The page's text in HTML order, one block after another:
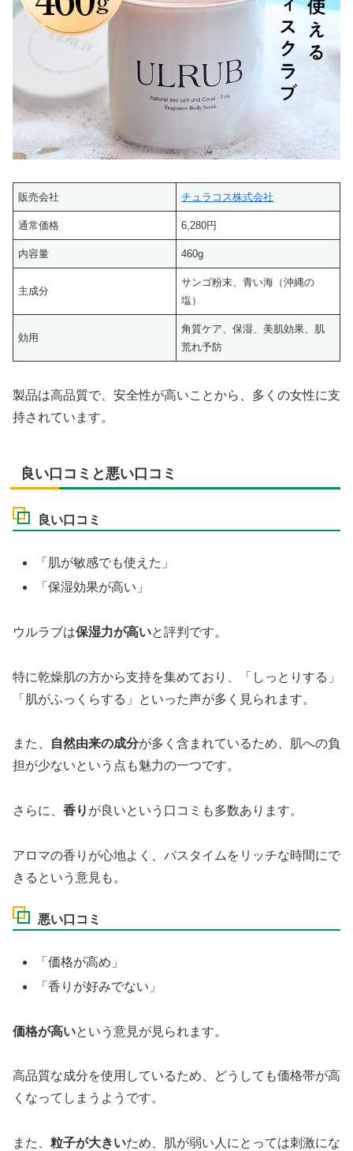
販売会社 チュラコス株式会社
通常価格 6,280円
内容量 460g
主成分
サンゴ粉末、青い海（沖縄の
塩）
効用
角質ケア、保湿、美肌効果、肌
荒れ予防
製品は高品質で、安全性が高いことから、多くの女性に支
持されています。
良い口コミと悪い口コミ
良い口コミ
「肌が敏感でも使えた」
「保湿効果が高い」
ウルラブは保湿力が高いと評判です。
特に乾燥肌の方から支持を集めており、「しっとりする」
「肌がふっくらする」といった声が多く見られます。
また、 自然由来の成分が多く含まれているため、肌への負
担が少ないという点も魅力の一つです。
さらに、 香り が良いという口コミも多数あります。
アロマの香りが心地よく、バスタイムをリッチな時間にで
きるという意見も。
悪い口コミ
「価格が高め」
「香りが好みでない」
価格が高いという意見が見られます。
高品質な成分を使用しているため、どうしても価格帯が高
くなってしまうようです。
また、 粒子が大きいため、肌が弱い人にとっては刺激にな